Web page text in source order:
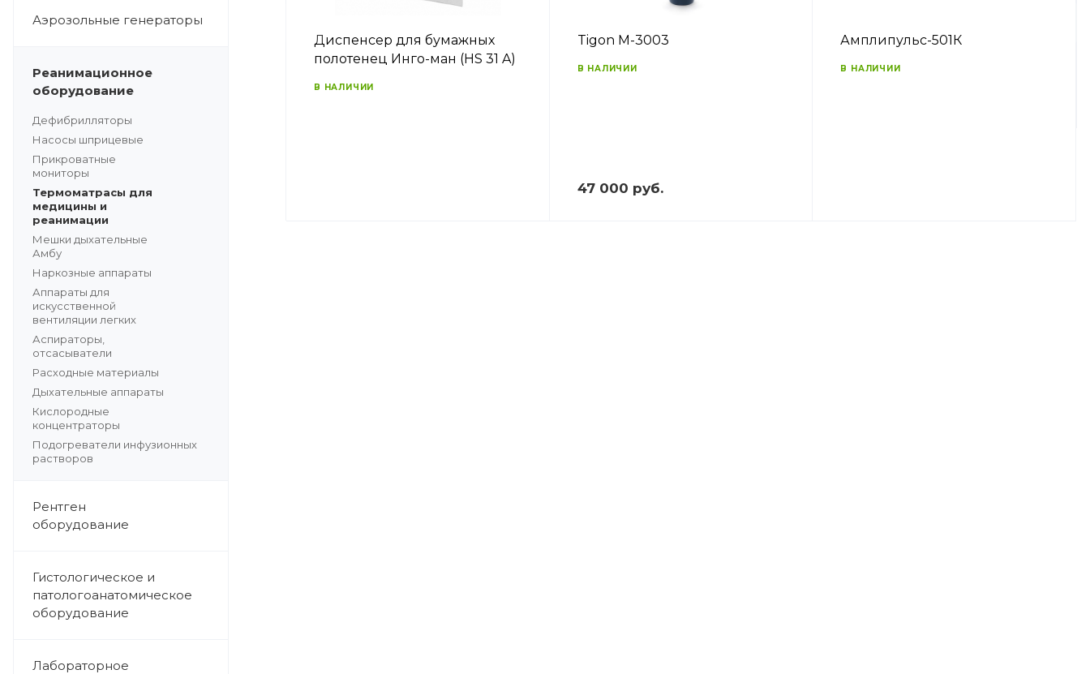
Аэрозольные генераторы
Реанимационное
оборудование
Дефибрилляторы
Насосы шприцевые
Прикроватные
мониторы
Термоматрасы для
медицины и
реанимации
Мешки дыхательные
Амбу
Наркозные аппараты
Аппараты для
искусственной
вентиляции легких
Аспираторы,
отсасыватели
Расходные материалы
Дыхательные аппараты
Кислородные
концентраторы
Подогреватели инфузионных
растворов
Рентген
оборудование
Гистологическое и
патологоанатомическое
оборудование
Лабораторное
Диспенсер для бумажных
полотенец Инго-ман (HS 31 A)
В НАЛИЧИИ
Tigon M-3003
В НАЛИЧИИ
47 000 руб.
Амплипульс-501К
В НАЛИЧИИ